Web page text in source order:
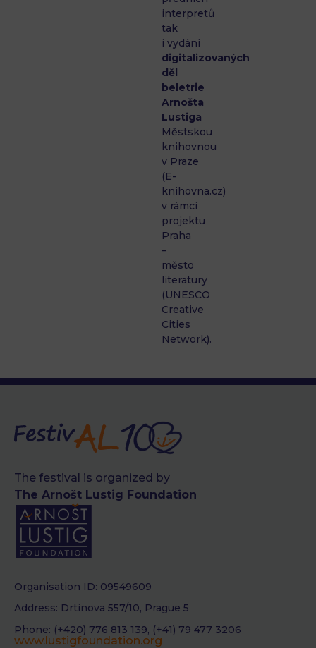
interpretů
tak
i vydání
digitalizovaných
děl
beletrie
Arnošta
Lustiga
Městskou
knihovnou
v Praze
(E-
knihovna.cz)
v rámci
projektu
Praha
–
město
literatury
(UNESCO
Creative
Cities
Network).
The festival is organized by
The Arnošt Lustig Foundation
Organisation ID: 09549609
Address: Drtinova 557/10, Prague 5
Phone: (+420) 776 813 139, (+41) 79 477 3206
www.lustigfoundation.org